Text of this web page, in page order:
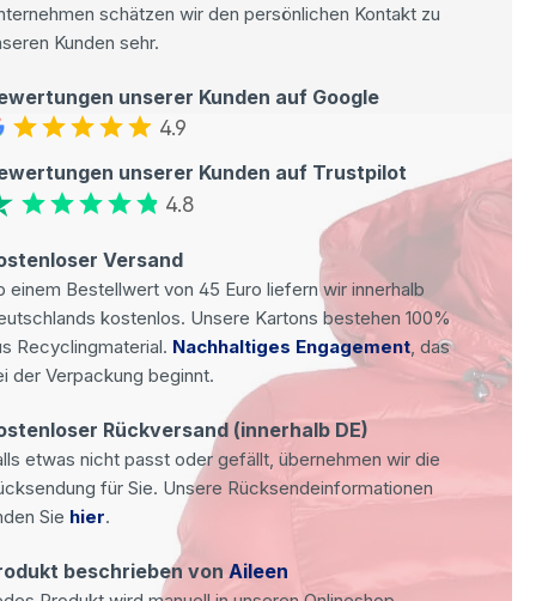
schätzen wir den persönlichen Kontakt zu
Kunden sehr.
unserer Kunden auf Google
4.9
unserer Kunden auf Trustpilot
4.8
Versand
einem Bestellwert von 45 Euro liefern wir innerhalb
kostenlos. Unsere Kartons bestehen 100%
Recyclingmaterial. Nachhaltiges Engagement, das
der Verpackung beginnt.
Rückversand (innerhalb DE)
etwas nicht passt oder gefällt, übernehmen wir die
für Sie. Unsere Rücksendeinformationen
Sie hier.
beschrieben von Aileen